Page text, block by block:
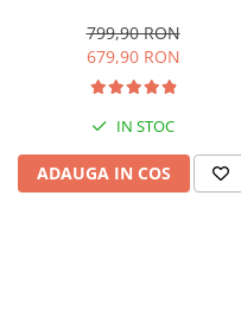
interioara, H 84 cm, Negru
799,90 RON
679,90 RON
IN STOC
ADAUGA IN COS